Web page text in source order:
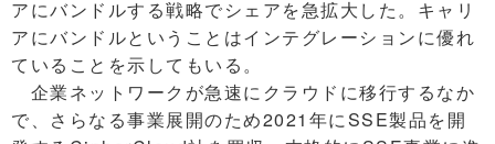
アにバンドルする戦略でシェアを急拡大した。キャリ
アにバンドルということはインテグレーションに優れ
ていることを示してもいる。
企業ネットワークが急速にクラウドに移行するなか
で、さらなる事業展開のため2021年にSSE製品を開